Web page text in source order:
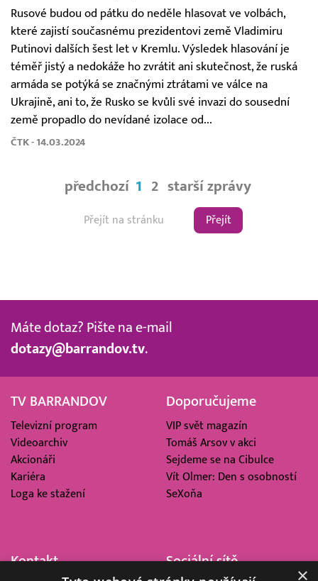
Rusové budou od pátku do neděle hlasovat ve volbách,
které zajistí současnému prezidentovi země Vladimiru
Putinovi dalších šest let v Kremlu. Výsledek hlasování je
téměř jistý a nedokáže ho zvrátit ani skutečnost, že ruská
armáda se potýká se značnými ztrátami ve válce na
Ukrajině, ani to, že Rusko se kvůli své invazi do sousední
země propadlo do nevídané izolace od...
ČTK - 14.03.2024
předchozí 1 2 starší zprávy
Přejít
Máte dotaz? Pište na e-mail
dotazy@barrandov.tv.
TV BARRANDOV
Televizní program
Videoarchiv
Akcionáři
Kariéra
Loga ke stažení
Doporučujeme
VIP svět magazín
Tomáš Arsov v akci
Sejdeme se na Cibulce
Vít Olmer: Den s osobností
SeXoňa
Kontakt Sociální sítě
×